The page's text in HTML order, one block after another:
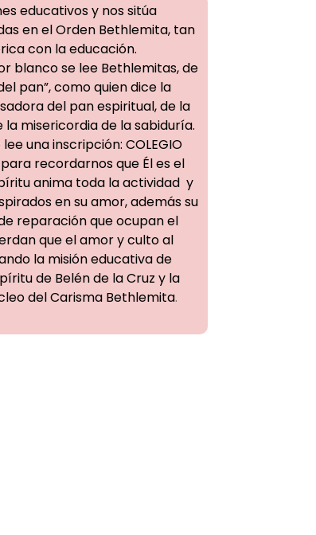
educativos y nos sitúa
en el Orden Bethlemita, tan
con la educación.
blanco se lee Bethlemitas, de
pan”, como quien dice la
del pan espiritual, de la
la misericordia de la sabiduría.
una inscripción: COLEGIO
para recordarnos que Él es el
anima toda la actividad y
en su amor, además su
reparación que ocupan el
que el amor y culto al
la misión educativa de
de Belén de la Cruz y la
del Carisma Bethlemita.